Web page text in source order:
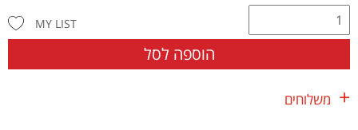
הוספה לסל
MY LIST
משלוחים